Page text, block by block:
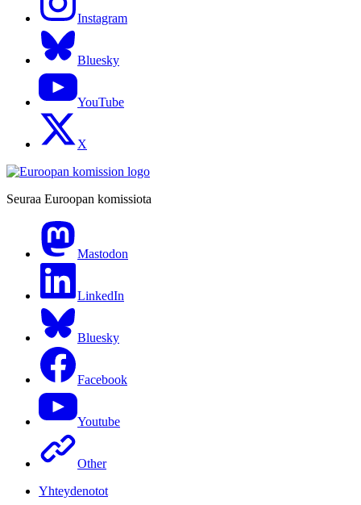
Instagram
Bluesky
YouTube
X
Seuraa Euroopan komissiota
Mastodon
LinkedIn
Bluesky
Facebook
Youtube
Other
Yhteydenotot